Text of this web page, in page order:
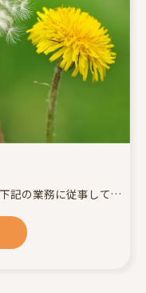
○就労継続支援B型事業所ひまわりで下記の業務に従事してもらいます。 ・施設施設利用者の個別支援計画とプロセス管理 ・医療機関や行政など関係機関との連携 ・スタッフ(職業指導員や生活支援員)の指導、アドバイス ・送迎業務 ・その他、施設内での必要な業務 ※業務の変更範囲:なし